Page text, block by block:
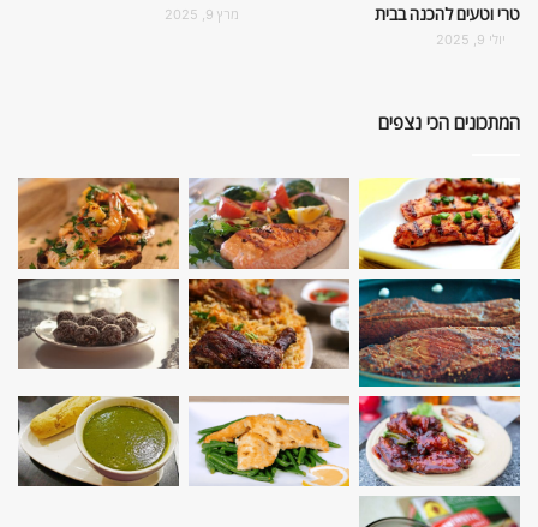
טרי וטעים להכנה בבית
יולי 9, 2025
מרץ 9, 2025
המתכונים הכי נצפים